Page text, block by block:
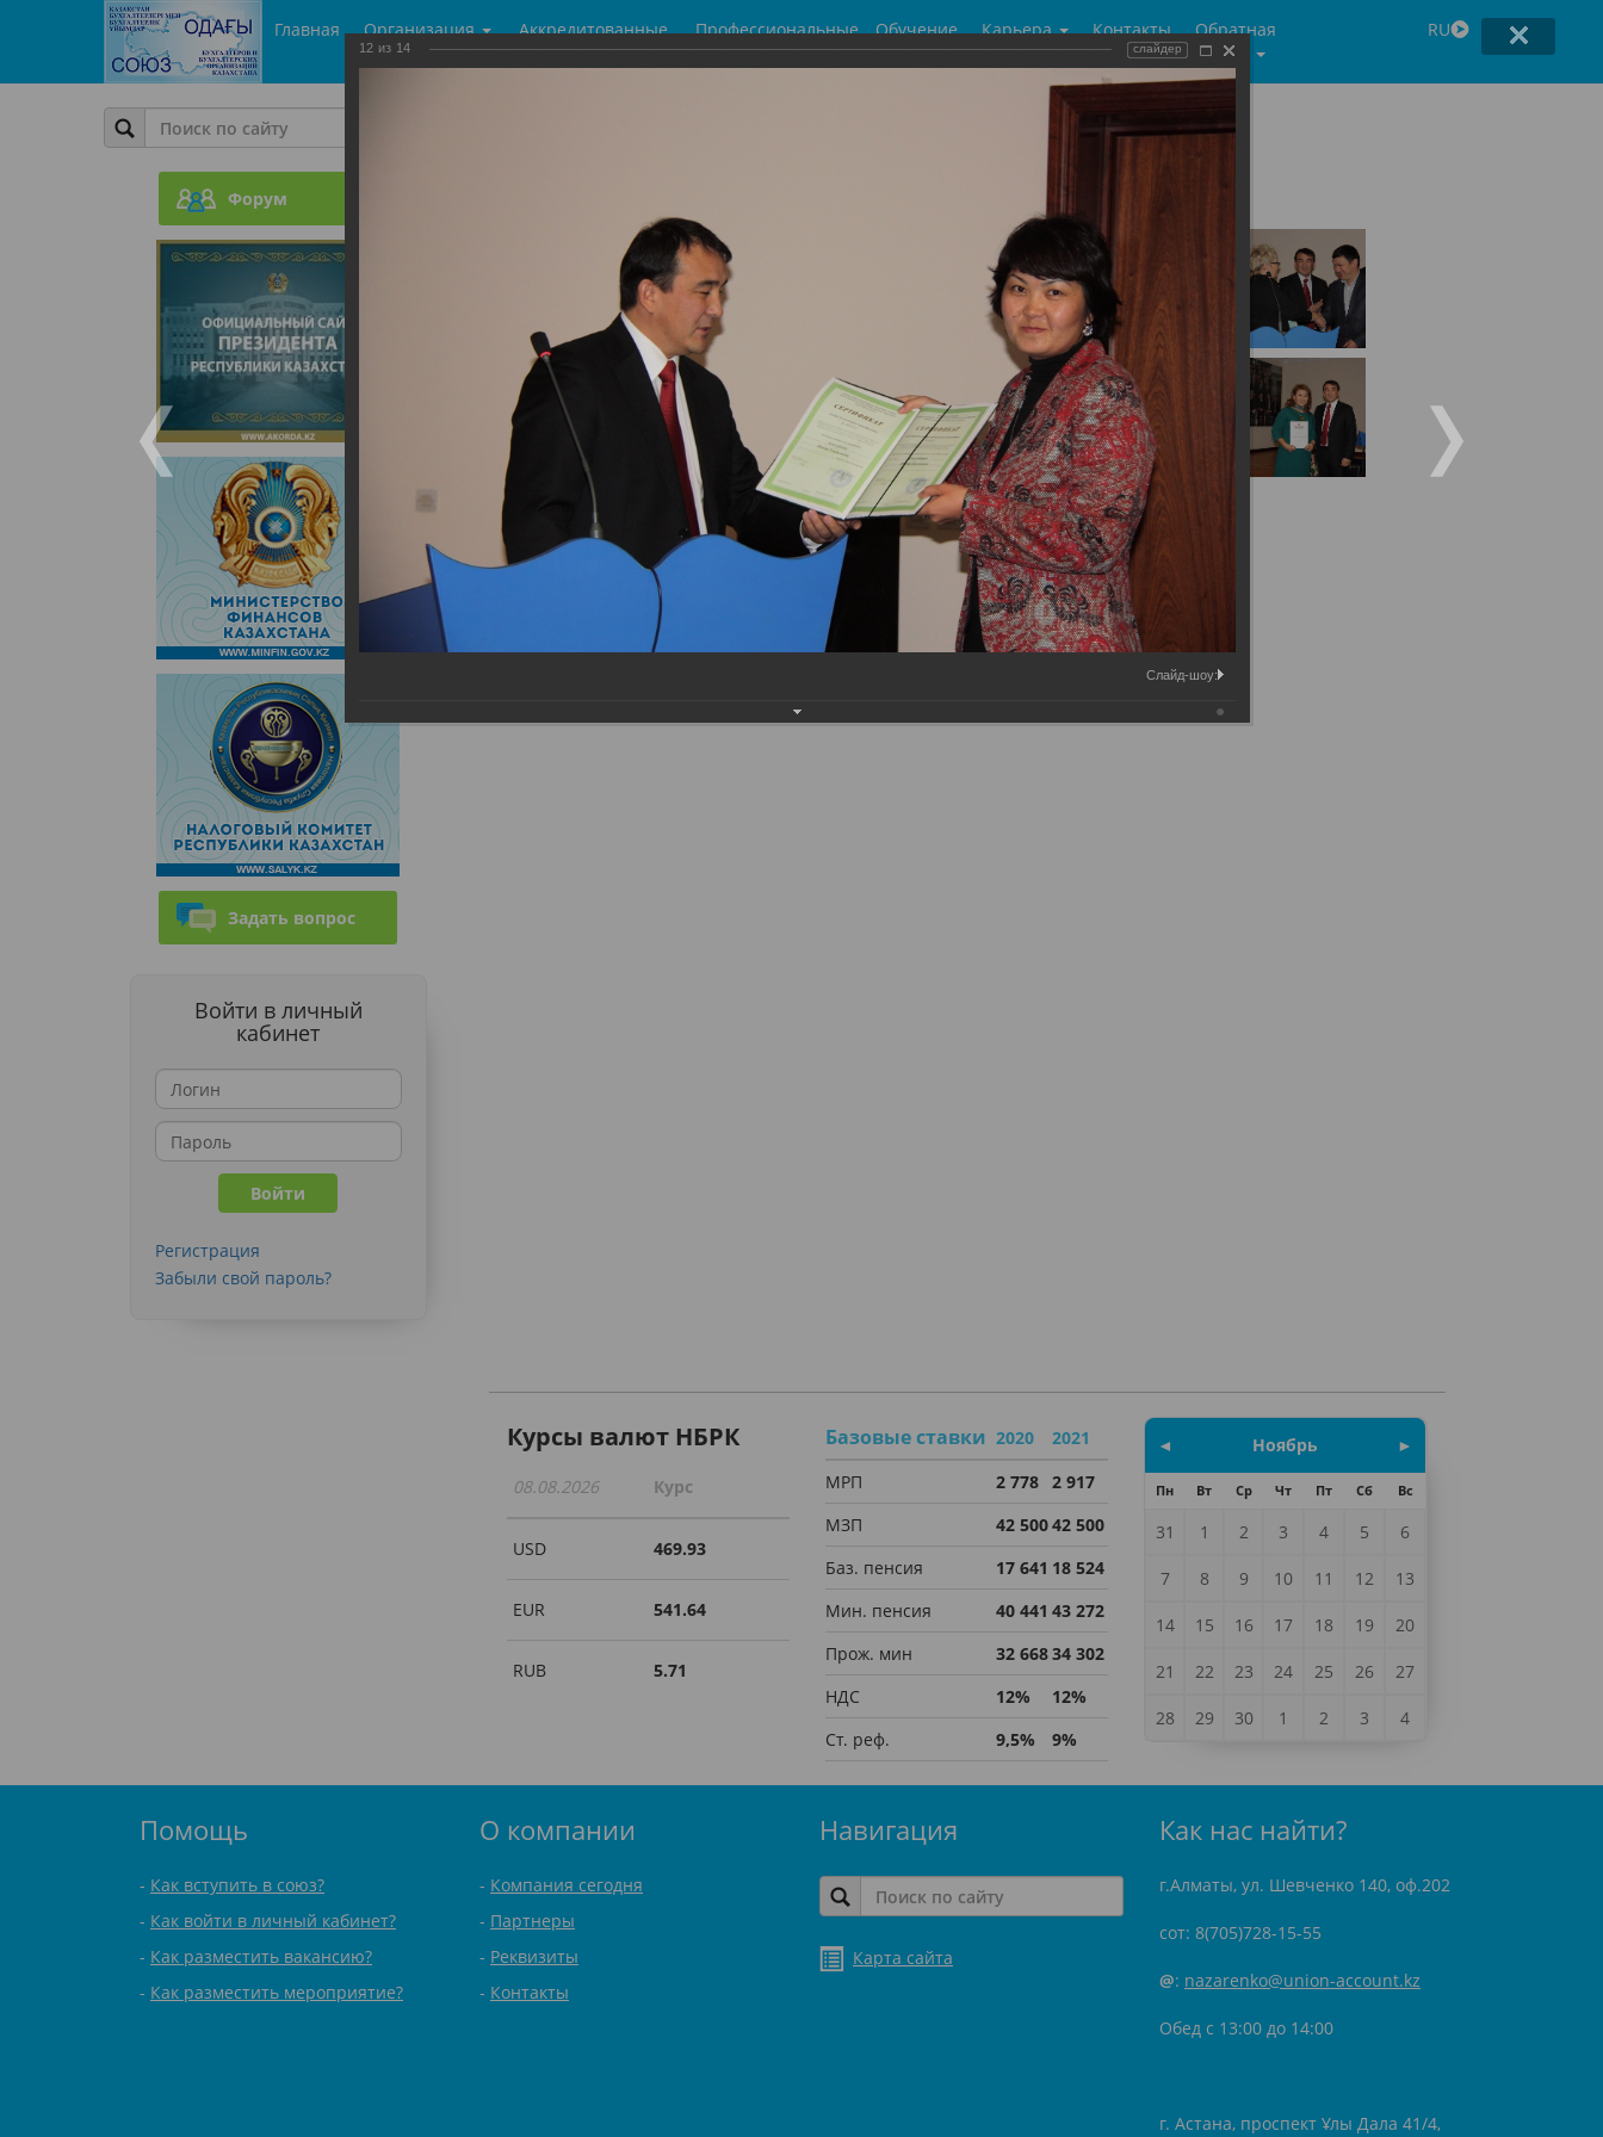
Главная Организация
Аккредитованные
центры
Профессиональные
бухгалтеры
Обучение Карьера Контакты
Обратная
связь
RU
Форум
Задать вопрос
Войти в личный
кабинет
Регистрация
Забыли свой пароль?
Курсы валют НБРК
08.08.2026 Курс
USD 469.93
EUR 541.64
RUB 5.71
Базовые ставки 2020
2021
МРП
2 778 2 917
МЗП
42 50042 500
Баз. пенсия
17 641 18 524
Мин. пенсия
40 441 43 272
Прож. мин
32 66834 302
НДС
12%
12%
Ст. реф.
9,5% 9%
◄ ►
Ноябрь
Пн Вт Ср Чт Пт Сб Вс
31 1 2 3 4 5 6
7 8 9 10 11 12 13
14 15 16 17 18 19 20
21 22 23 24 25 26 27
28 29 30 1 2 3 4
Помощь
Как вступить в союз?
Как войти в личный кабинет?
Как разместить вакансию?
Как разместить мероприятие?
О компании
Компания сегодня
Партнеры
Реквизиты
Контакты
Навигация
Карта сайта
Как нас найти?
г.Алматы, ул. Шевченко 140, оф.202
сот: 8(705)728-15-55
@: nazarenko@union-account.kz
Обед с 13:00 до 14:00
г. Астана, проспект Ұлы Дала 41/4,
12 из 14 слайдер
Слайд-шоу: